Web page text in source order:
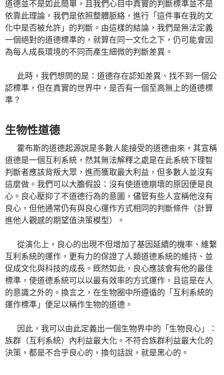
道德並不是如此簡單，且我們心目中真實的判斷標準並不是
依靠此理論，我們是依照整體脈絡，進行「這件事在我的文
化中是否被允許」的判斷。由這樣的結論，我們是無法定義
一個絕對的道德標準的，就算在同一文化之下，仍可能會因
為每人成長環境的不同而產生細微的判斷差異。
此時，我們想問的是：道德存在認知差異、找不到一個公
認標準，但在真實的世界中，是否有一個至高無上的道德標
準？
生物性道德
霍布斯的道德起源說是多數人能接受的道德由來，其宣稱
道德是一個互利系統，然其無法解釋之處是在此系統下理智
判斷者應該背叛大眾，進而獲取最大利益，但多數人並沒有
這麼做。我們可以大膽假設：沒有使道德崩壞的原因便是良
心。良心壓抑了不道德行為的意圖，儘管有些人宣稱他沒有
良心，但他通常仍有與良心運作方式相同的判斷條件（計算
進他人觀感的期望值決策模型）。
從演化上，良心的出現不但增加了基因延續的機率、維繫
互利系統的運作，更有力的保證了人類道德系統的維持、並
促成文化與科技的成長。既然如此，良心應該會有他的最佳
標準，使道德系統可以以最有效率的方式運作，且這是在人
的意識之外的。換言之，在生物圈中所遵循的「互利系統的
運作標準」便足以稱作生物的道德。
因此，我可以由此定義出一個生物界中的「生物良心」：
族群（互利系統）內利益最大化。不符合族群利益最大化的
決策，都是不合乎良心的，換句話說，就是黑心的。